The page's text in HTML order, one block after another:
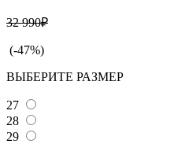
32 990₽
(-47%)
ВЫБЕРИТЕ РАЗМЕР
27
28
29